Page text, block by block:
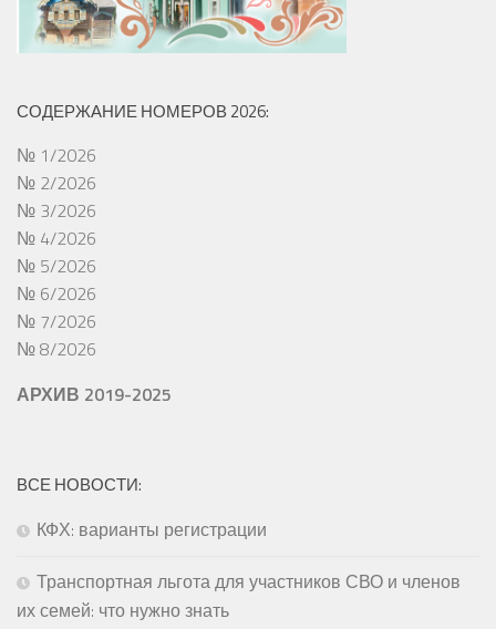
СОДЕРЖАНИЕ НОМЕРОВ 2026:
№ 1/2026
№ 2/2026
№ 3/2026
№ 4/2026
№ 5/2026
№ 6/2026
№ 7/2026
№ 8/2026
АРХИВ 2019-2025
ВСЕ НОВОСТИ:
КФХ: варианты регистрации
Транспортная льгота для участников СВО и членов
их семей: что нужно знать